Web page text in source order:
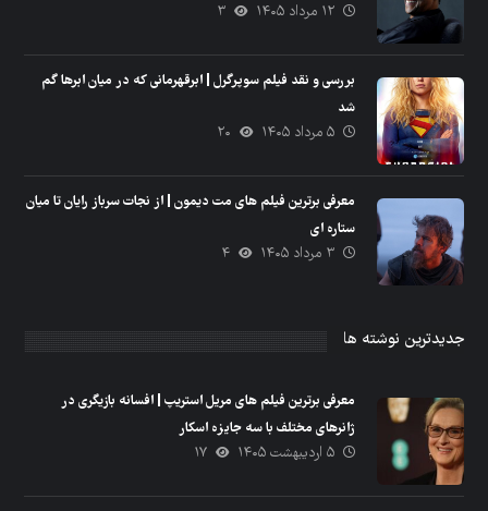
۱۲ مرداد ۱۴۰۵
۳
بررسی و نقد فیلم سوپرگرل | ابرقهرمانی که در میان ابرها گم
شد
۵ مرداد ۱۴۰۵
۲۰
معرفی برترین فیلم های مت دیمون | از نجات سرباز رایان تا میان
ستاره ای
۳ مرداد ۱۴۰۵
۴
جدیدترین نوشته ها
معرفی برترین فیلم های مریل استریپ | افسانه بازیگری در
ژانرهای مختلف با سه جایزه اسکار
۵ اردیبهشت ۱۴۰۵
۱۷